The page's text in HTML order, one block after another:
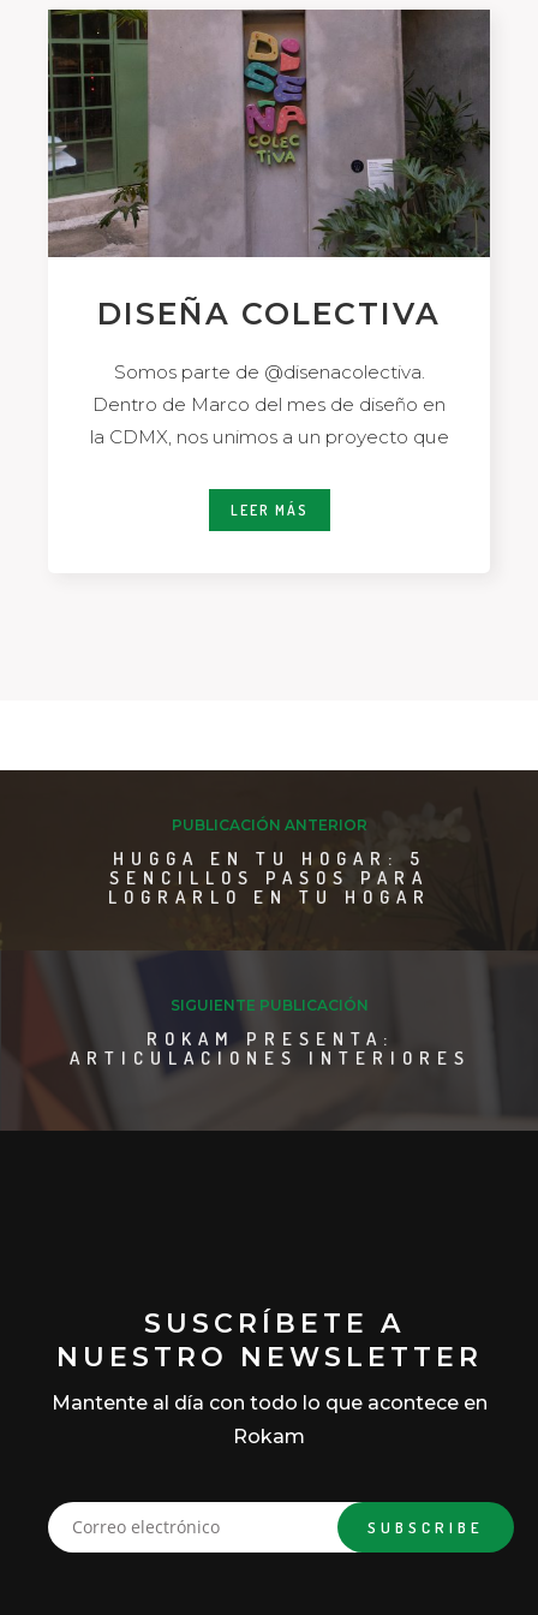
DISEÑA COLECTIVA
Somos parte de @disenacolectiva.
Dentro de Marco del mes de diseño en
la CDMX, nos unimos a un proyecto que
LEER MÁS
PUBLICACIÓN ANTERIOR
HUGGA EN TU HOGAR: 5
SENCILLOS PASOS PARA
LOGRARLO EN TU HOGAR
SIGUIENTE PUBLICACIÓN
ROKAM PRESENTA:
ARTICULACIONES INTERIORES
SUSCRÍBETE A
NUESTRO NEWSLETTER
Mantente al día con todo lo que acontece en
Rokam